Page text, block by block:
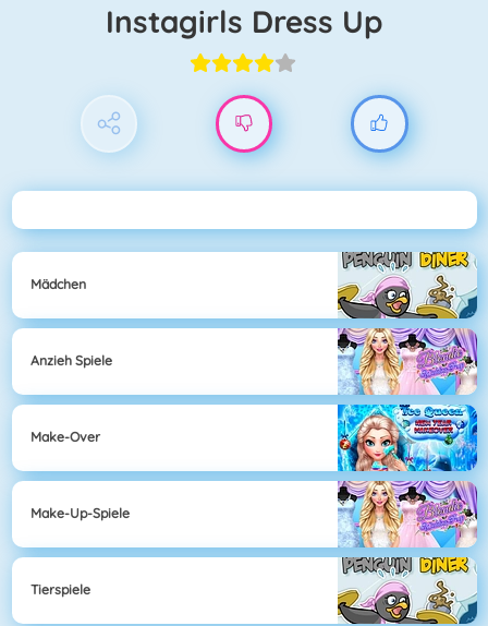
Instagirls Dress Up
Mädchen
Anzieh Spiele
Make-Over
Make-Up-Spiele
Tierspiele